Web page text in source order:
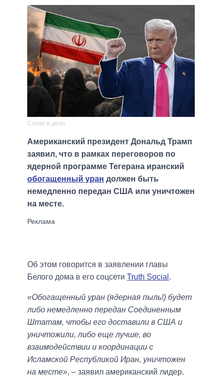
ВСЕ ПЕРСОНЫ
Слово и дело
Американский президент Дональд Трамп
заявил, что в рамках переговоров по
ядерной программе Тегерана иранский
обогащенный уран должен быть
немедленно передан США или уничтожен
на месте.
Об этом говорится в заявлении главы
Белого дома в его соцсети Truth Social .
«Обогащенный уран (ядерная пыль!) будет
либо немедленно передан Соединенным
Штатам, чтобы его доставили в США и
уничтожили, либо еще лучше, во
взаимодействии и координации с
Исламской Республикой Иран, уничтожен
на месте», – заявил американский лидер.